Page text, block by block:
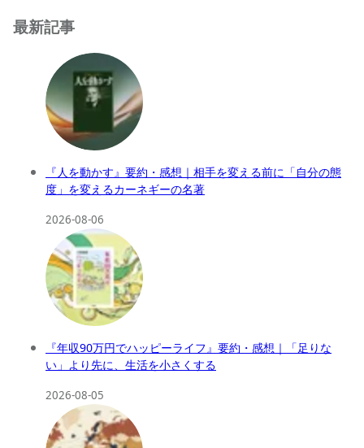
最新記事
『人を動かす』要約・感想｜相手を変える前に「自分の態
度」を変えるカーネギーの名著
2026-08-06
『年収90万円でハッピーライフ』要約・感想｜「足りな
い」より先に、生活を小さくする
2026-08-05